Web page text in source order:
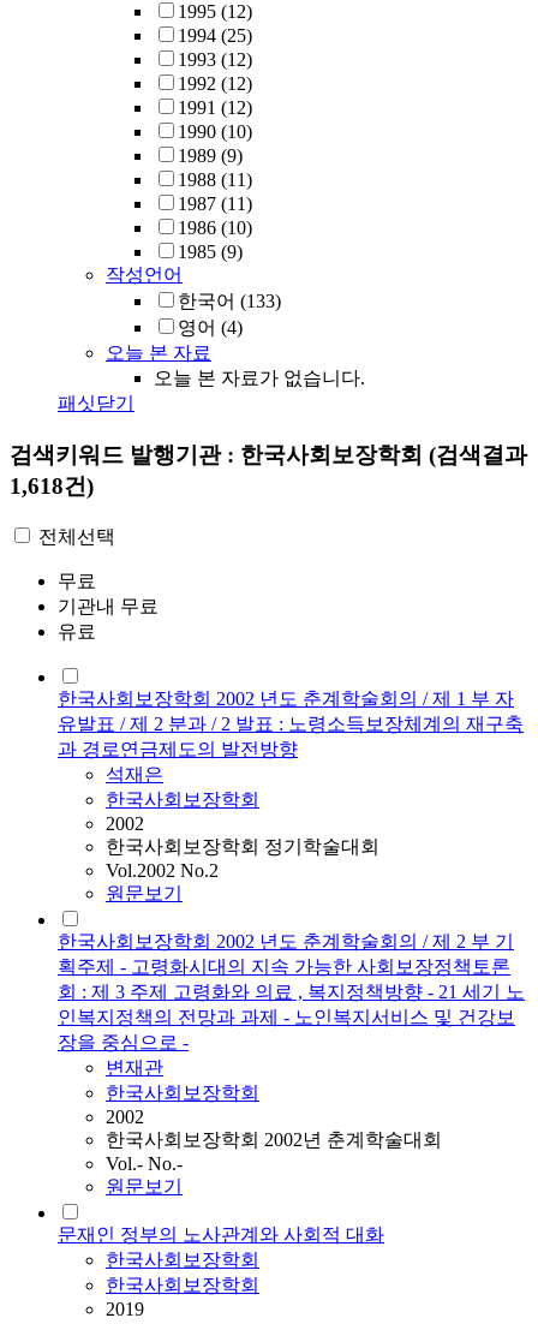
1995 (12)
1994 (25)
1993 (12)
1992 (12)
1991 (12)
1990 (10)
1989 (9)
1988 (11)
1987 (11)
1986 (10)
1985 (9)
작성언어
한국어 (133)
영어 (4)
오늘 본 자료
오늘 본 자료가 없습니다.
패싯닫기
검색키워드 발행기관 : 한국사회보장학회 (검색결과
1,618건)
전체선택
무료
기관내 무료
유료
한국사회보장학회 2002 년도 춘계학술회의 / 제 1 부 자
유발표 / 제 2 분과 / 2 발표 : 노령소득보장체계의 재구축
과 경로연금제도의 발전방향
석재은
한국사회보장학회
2002
한국사회보장학회 정기학술대회
Vol.2002 No.2
원문보기
한국사회보장학회 2002 년도 춘계학술회의 / 제 2 부 기
획주제 - 고령화시대의 지속 가능한 사회보장정책토론
회 : 제 3 주제 고령화와 의료 , 복지정책방향 - 21 세기 노
인복지정책의 전망과 과제 - 노인복지서비스 및 건강보
장을 중심으로 -
변재관
한국사회보장학회
2002
한국사회보장학회 2002년 춘계학술대회
Vol.- No.-
원문보기
문재인 정부의 노사관계와 사회적 대화
한국사회보장학회
한국사회보장학회
2019